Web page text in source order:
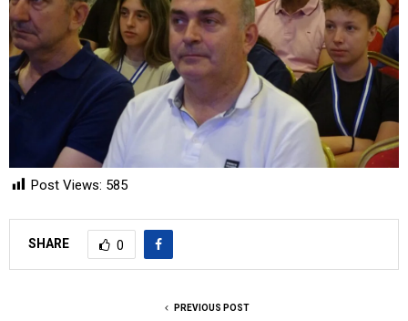
Post Views: 585
SHARE 0
PREVIOUS POST